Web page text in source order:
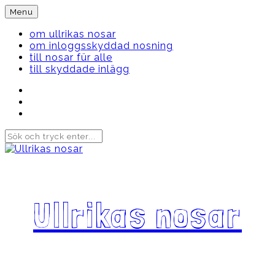
Skip
to
content
Menu
om ullrikas nosar
om inloggsskyddad nosning
till nosar für alle
till skyddade inlägg
Ullrikas nosar